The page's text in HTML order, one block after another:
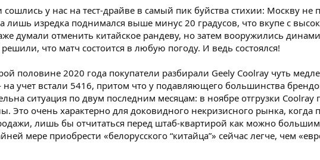
у нас на тест-драйве в самый пик буйства стихии: Москву не
лишь изредка поднимался выше минус 20 градусов, что вкупе с
думали отменить китайское рандеву, но затем вооружились
что матч состоится в любую погоду. И ведь состоялся!
половине 2020 года покупатели разбирали Geely Coolray чуть
учет встали 5416, притом что у подавляющего большинства
ситуация по двум последним месяцам: в ноябре отгрузки Coolray
Это очень характерно для доковидного некризисного рынка,
лишь бы отчитаться перед штаб-квартирой как можно
мере приобрести «белорусского “китайца”» сейчас легче, чем